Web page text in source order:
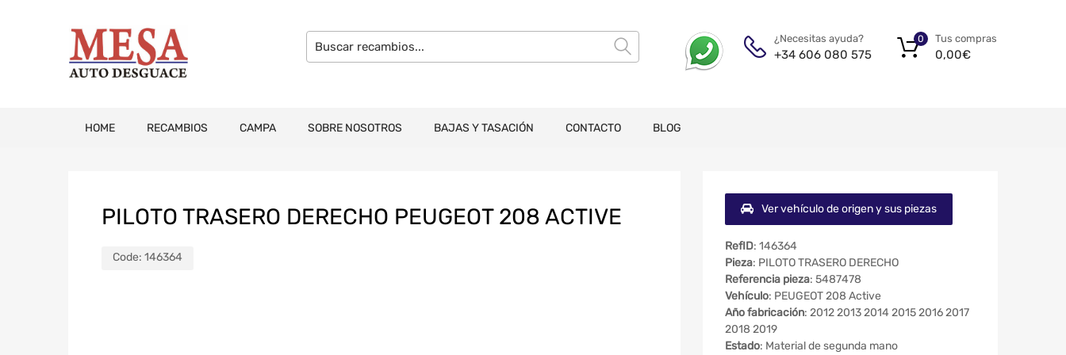
¿Necesitas ayuda?
+34 606 080 575
Tus compras
0,00€
0
HOME RECAMBIOS CAMPA SOBRE NOSOTROS BAJAS Y TASACIÓN CONTACTO BLOG
PILOTO TRASERO DERECHO PEUGEOT 208 ACTIVE
Code: 146364
Ver vehículo de origen y sus piezas
RefID: 146364
Pieza: PILOTO TRASERO DERECHO
Referencia pieza: 5487478
Vehículo: PEUGEOT 208 Active
Año fabricación: 2012 2013 2014 2015 2016 2017
2018 2019
Estado: Material de segunda mano